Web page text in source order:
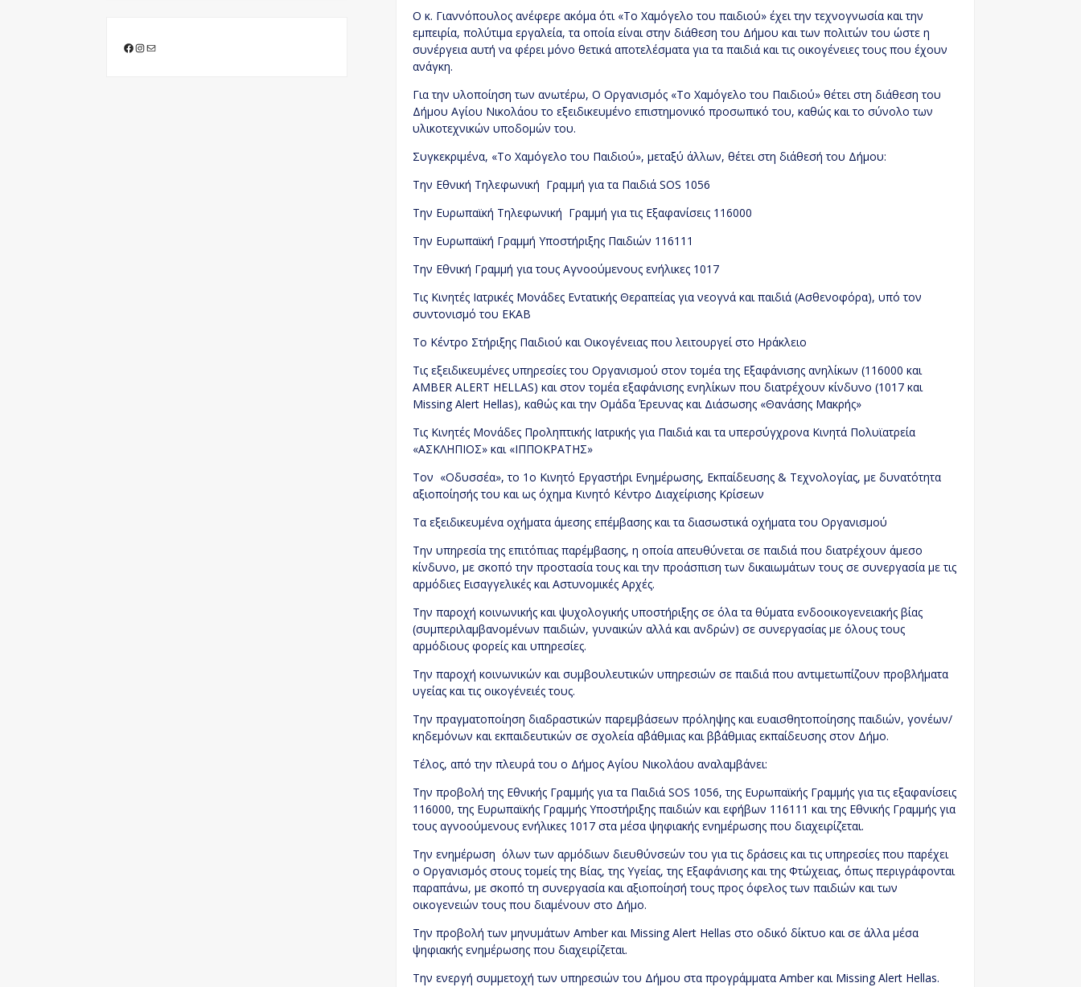
Ο κ. Γιαννόπουλος ανέφερε ακόμα ότι «Το Χαμόγελο του παιδιού» έχει την τεχνογνωσία και την
εμπειρία, πολύτιμα εργαλεία, τα οποία είναι στην διάθεση του Δήμου και των πολιτών του ώστε η
συνέργεια αυτή να φέρει μόνο θετικά αποτελέσματα για τα παιδιά και τις οικογένειες τους που έχουν
ανάγκη.
Για την υλοποίηση των ανωτέρω, Ο Οργανισμός «Το Χαμόγελο του Παιδιού» θέτει στη διάθεση του
Δήμου Αγίου Νικολάου το εξειδικευμένο επιστημονικό προσωπικό του, καθώς και το σύνολο των
υλικοτεχνικών υποδομών του.
Συγκεκριμένα, «Το Χαμόγελο του Παιδιού», μεταξύ άλλων, θέτει στη διάθεσή του Δήμου:
Την Εθνική Τηλεφωνική Γραμμή για τα Παιδιά SOS 1056
Την Ευρωπαϊκή Τηλεφωνική Γραμμή για τις Εξαφανίσεις 116000
Την Ευρωπαϊκή Γραμμή Υποστήριξης Παιδιών 116111
Την Εθνική Γραμμή για τους Αγνοούμενους ενήλικες 1017
Τις Κινητές Ιατρικές Μονάδες Εντατικής Θεραπείας για νεογνά και παιδιά (Ασθενοφόρα), υπό τον
συντονισμό του ΕΚΑΒ
Το Κέντρο Στήριξης Παιδιού και Οικογένειας που λειτουργεί στο Ηράκλειο
Τις εξειδικευμένες υπηρεσίες του Οργανισμού στον τομέα της Εξαφάνισης ανηλίκων (116000 και
AMBER ALERT HELLAS) και στον τομέα εξαφάνισης ενηλίκων που διατρέχουν κίνδυνο (1017 και
Missing Alert Hellas), καθώς και την Ομάδα Έρευνας και Διάσωσης «Θανάσης Μακρής»
Τις Κινητές Μονάδες Προληπτικής Ιατρικής για Παιδιά και τα υπερσύγχρονα Κινητά Πολυϊατρεία
«ΑΣΚΛΗΠΙΟΣ» και «ΙΠΠΟΚΡΑΤΗΣ»
Τον «Οδυσσέα», το 1ο Κινητό Εργαστήρι Ενημέρωσης, Εκπαίδευσης & Τεχνολογίας, με δυνατότητα
αξιοποίησής του και ως όχημα Κινητό Κέντρο Διαχείρισης Κρίσεων
Τα εξειδικευμένα οχήματα άμεσης επέμβασης και τα διασωστικά οχήματα του Οργανισμού
Την υπηρεσία της επιτόπιας παρέμβασης, η οποία απευθύνεται σε παιδιά που διατρέχουν άμεσο
κίνδυνο, με σκοπό την προστασία τους και την προάσπιση των δικαιωμάτων τους σε συνεργασία με τις
αρμόδιες Εισαγγελικές και Αστυνομικές Αρχές.
Την παροχή κοινωνικής και ψυχολογικής υποστήριξης σε όλα τα θύματα ενδοοικογενειακής βίας
(συμπεριλαμβανομένων παιδιών, γυναικών αλλά και ανδρών) σε συνεργασίας με όλους τους
αρμόδιους φορείς και υπηρεσίες.
Την παροχή κοινωνικών και συμβουλευτικών υπηρεσιών σε παιδιά που αντιμετωπίζουν προβλήματα
υγείας και τις οικογένειές τους.
Την πραγματοποίηση διαδραστικών παρεμβάσεων πρόληψης και ευαισθητοποίησης παιδιών, γονέων/
κηδεμόνων και εκπαιδευτικών σε σχολεία α΄βάθμιας και β΄βάθμιας εκπαίδευσης στον Δήμο.
Τέλος, από την πλευρά του ο Δήμος Αγίου Νικολάου αναλαμβάνει:
Την προβολή της Εθνικής Γραμμής για τα Παιδιά SOS 1056, της Ευρωπαϊκής Γραμμής για τις εξαφανίσεις
116000, της Ευρωπαϊκής Γραμμής Υποστήριξης παιδιών και εφήβων 116111 και της Εθνικής Γραμμής για
τους αγνοούμενους ενήλικες 1017 στα μέσα ψηφιακής ενημέρωσης που διαχειρίζεται.
Την ενημέρωση όλων των αρμόδιων διευθύνσεών του για τις δράσεις και τις υπηρεσίες που παρέχει
ο Οργανισμός στους τομείς της Βίας, της Υγείας, της Εξαφάνισης και της Φτώχειας, όπως περιγράφονται
παραπάνω, με σκοπό τη συνεργασία και αξιοποίησή τους προς όφελος των παιδιών και των
οικογενειών τους που διαμένουν στο Δήμο.
Την προβολή των μηνυμάτων Amber και Missing Alert Hellas στο οδικό δίκτυο και σε άλλα μέσα
ψηφιακής ενημέρωσης που διαχειρίζεται.
Την ενεργή συμμετοχή των υπηρεσιών του Δήμου στα προγράμματα Amber και Missing Alert Hellas.
Facebook
Instagram